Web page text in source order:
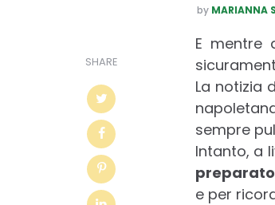
POSTED
BY
by MARIANNA
SHARE
E mentre
La notizia
sempre
Intanto, a
preparato
e per